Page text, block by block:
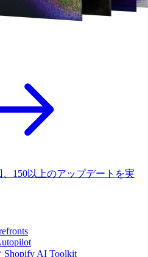
、150以上のアップデートを実
Shopify AI Toolkit